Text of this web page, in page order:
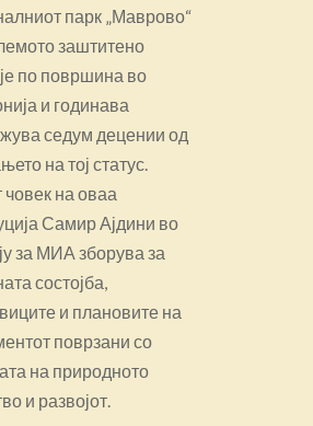
парк „Маврово“
заштитено
по површина во
и годинава
седум децении од
на тој статус.
на оваа
Самир Ајдини во
за МИА зборува за
состојба,
и плановите на
поврзани со
на природното
и развојот.